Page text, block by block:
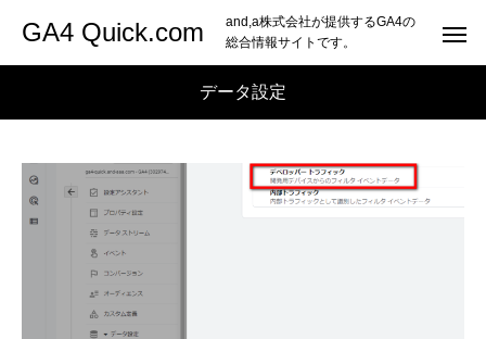
GA4 Quick.com
and,a株式会社が提供するGA4の
総合情報サイトです。
データ設定